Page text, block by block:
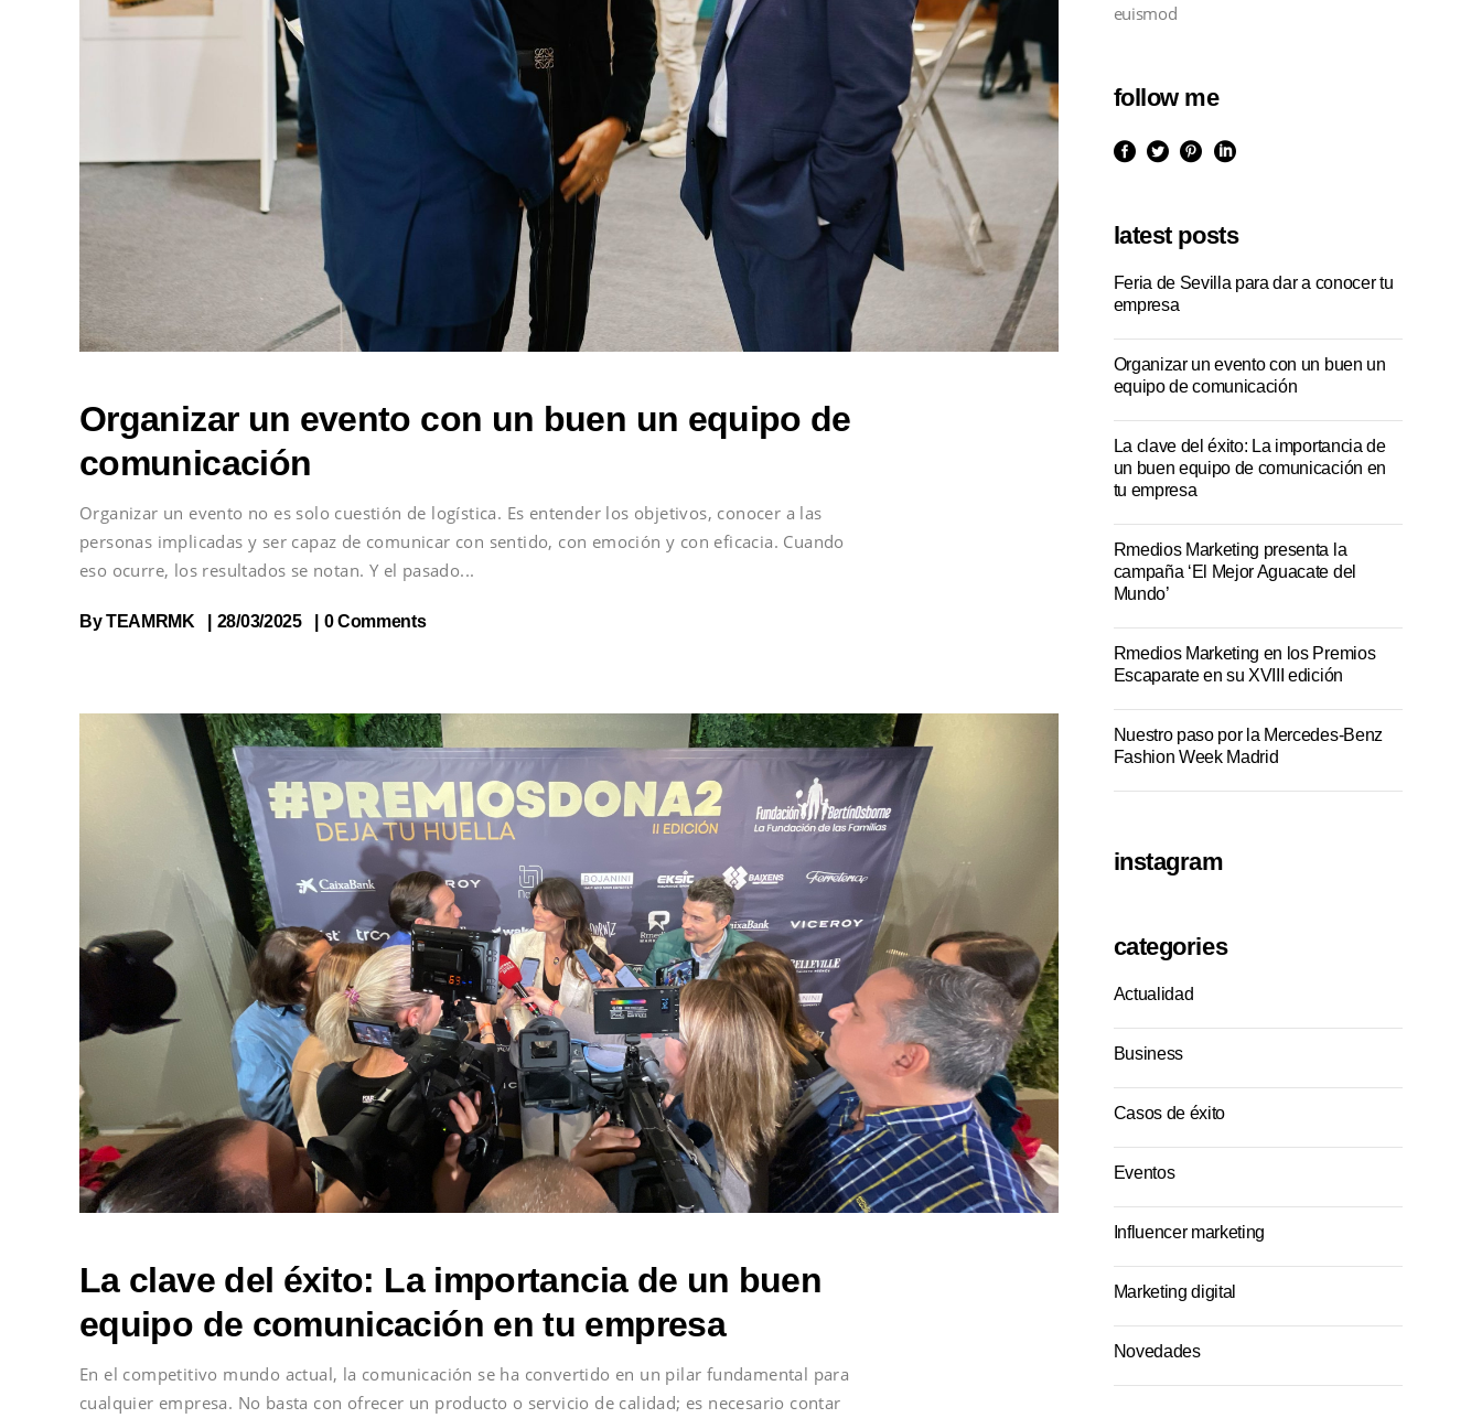
Organizar un evento con un buen un equipo de
comunicación
Organizar un evento no es solo cuestión de logística. Es entender los objetivos, conocer a las
personas implicadas y ser capaz de comunicar con sentido, con emoción y con eficacia. Cuando
eso ocurre, los resultados se notan. Y el pasado
ByTEAMRMK 28/03/2025 0 Comments
La clave del éxito: La importancia de un buen
equipo de comunicación en tu empresa
En el competitivo mundo actual, la comunicación se ha convertido en un pilar fundamental para
cualquier empresa. No basta con ofrecer un producto o servicio de calidad; es necesario contar
euismod
follow me
latest posts
Feria de Sevilla para dar a conocer tu
empresa
Organizar un evento con un buen un
equipo de comunicación
La clave del éxito: La importancia de
un buen equipo de comunicación en
tu empresa
Rmedios Marketing presenta la
campaña ‘El Mejor Aguacate del
Mundo’
Rmedios Marketing en los Premios
Escaparate en su XVIII edición
Nuestro paso por la Mercedes-Benz
Fashion Week Madrid
instagram
categories
Actualidad
Business
Casos de éxito
Eventos
Influencer marketing
Marketing digital
Novedades